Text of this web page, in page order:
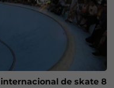
de skate 8